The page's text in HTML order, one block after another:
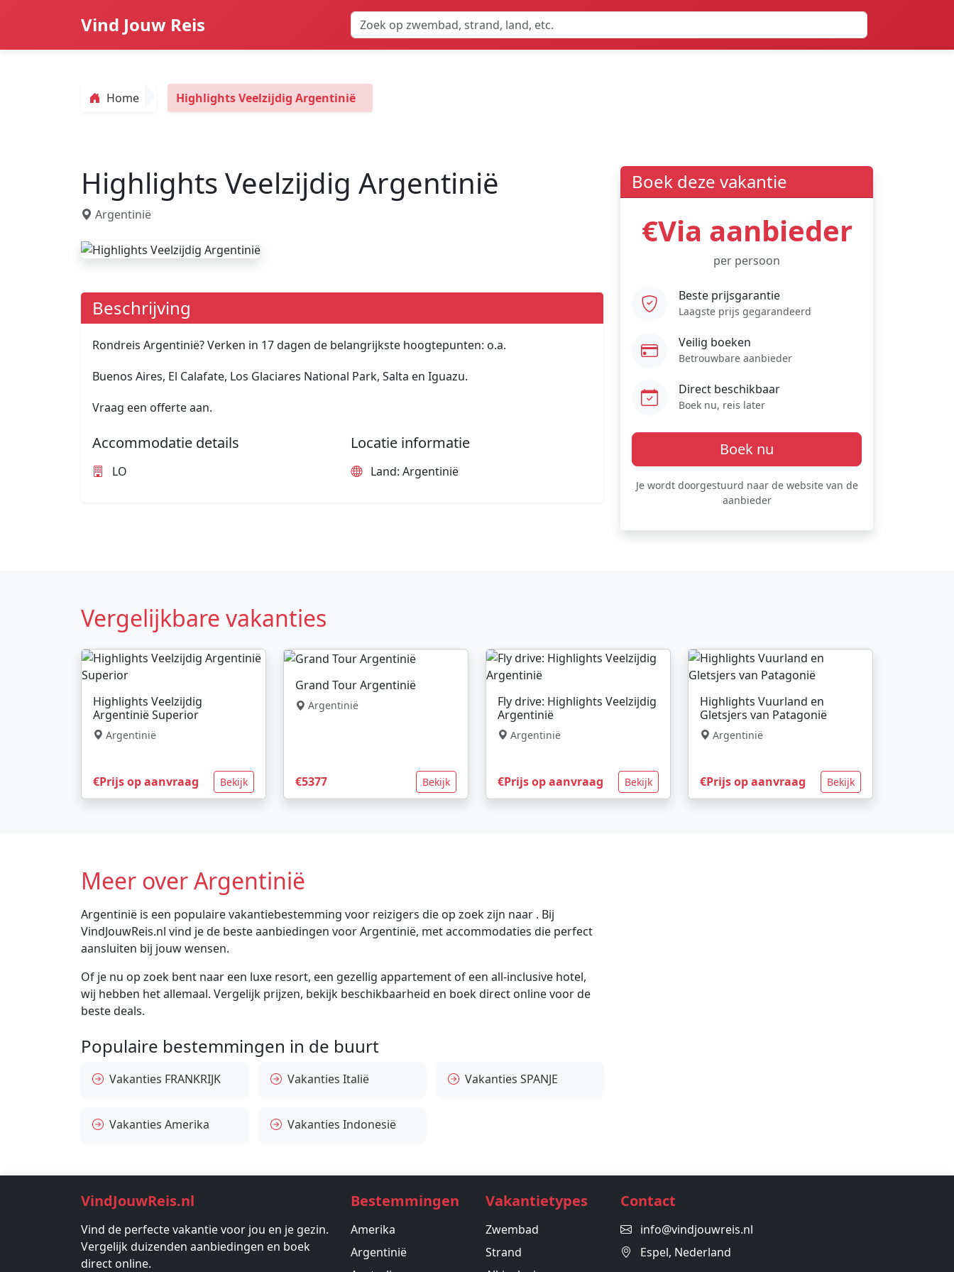
Vind Jouw Reis
Home Highlights Veelzijdig Argentinië
Highlights Veelzijdig Argentinië
Argentinië
Beschrijving
Rondreis Argentinië? Verken in 17 dagen de belangrijkste hoogtepunten: o.a.
Buenos Aires, El Calafate, Los Glaciares National Park, Salta en Iguazu.
Vraag een offerte aan.
Accommodatie details
LO
Locatie informatie
Land: Argentinië
Boek deze vakantie
€Via aanbieder
per persoon
Beste prijsgarantie
Laagste prijs gegarandeerd
Veilig boeken
Betrouwbare aanbieder
Direct beschikbaar
Boek nu, reis later
Boek nu
Je wordt doorgestuurd naar de website van de
aanbieder
Vergelijkbare vakanties
Highlights Veelzijdig
Argentinië Superior
Argentinië
€Prijs op aanvraag Bekijk
Grand Tour Argentinië
Argentinië
€5377 Bekijk
Fly drive: Highlights Veelzijdig
Argentinië
Argentinië
€Prijs op aanvraag Bekijk
Highlights Vuurland en
Gletsjers van Patagonië
Argentinië
€Prijs op aanvraag Bekijk
Meer over Argentinië
Argentinië is een populaire vakantiebestemming voor reizigers die op zoek zijn naar . Bij
VindJouwReis.nl vind je de beste aanbiedingen voor Argentinië, met accommodaties die perfect
aansluiten bij jouw wensen.
Of je nu op zoek bent naar een luxe resort, een gezellig appartement of een all-inclusive hotel,
wij hebben het allemaal. Vergelijk prijzen, bekijk beschikbaarheid en boek direct online voor de
beste deals.
Populaire bestemmingen in de buurt
Vakanties FRANKRIJK Vakanties Italië Vakanties SPANJE
Vakanties Amerika Vakanties Indonesië
VindJouwReis.nl
Vind de perfecte vakantie voor jou en je gezin.
Vergelijk duizenden aanbiedingen en boek
direct online.
Bestemmingen
Amerika
Argentinië
Vakantietypes
Zwembad
Strand
Contact
info@vindjouwreis.nl
Espel, Nederland